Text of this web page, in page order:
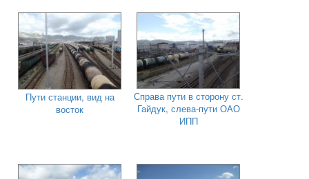
Пути станции, вид на
восток
Справа пути в сторону ст.
Гайдук, слева-пути ОАО
ИПП